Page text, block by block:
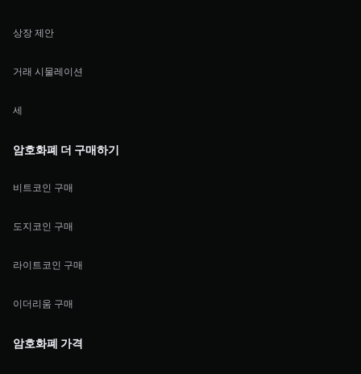
상장 제안
거래 시물레이션
세
암호화폐 더 구매하기
비트코인 구매
도지코인 구매
라이트코인 구매
이더리움 구매
암호화폐 가격